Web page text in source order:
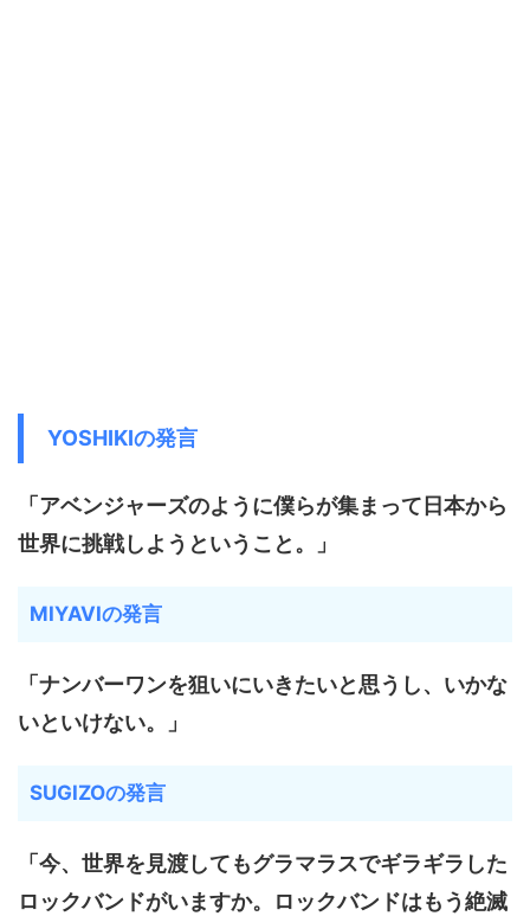
YOSHIKIの発言
「アベンジャーズのように僕らが集まって日本から
世界に挑戦しようということ。」
MIYAVIの発言
「ナンバーワンを狙いにいきたいと思うし、いかな
いといけない。」
SUGIZOの発言
「今、世界を見渡してもグラマラスでギラギラした
ロックバンドがいますか。ロックバンドはもう絶滅